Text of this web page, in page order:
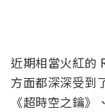
近期相當火紅的
方面都深深受到
《超時空之鑰